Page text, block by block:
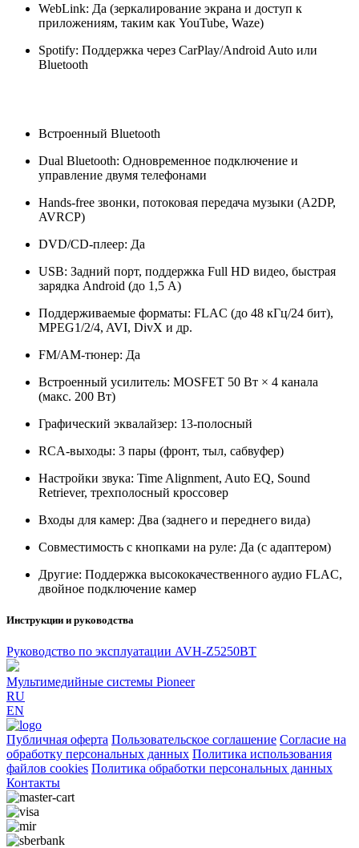
WebLink: Да (зеркалирование экрана и доступ к
приложениям, таким как YouTube, Waze)
Spotify: Поддержка через CarPlay/Android Auto или
Bluetooth
Встроенный Bluetooth
Dual Bluetooth: Одновременное подключение и
управление двумя телефонами
Hands-free звонки, потоковая передача музыки (A2DP,
AVRCP)
DVD/CD-плеер: Да
USB: Задний порт, поддержка Full HD видео, быстрая
зарядка Android (до 1,5 A)
Поддерживаемые форматы: FLAC (до 48 кГц/24 бит),
MPEG1/2/4, AVI, DivX и др.
FM/AM-тюнер: Да
Встроенный усилитель: MOSFET 50 Вт × 4 канала
(макс. 200 Вт)
Графический эквалайзер: 13-полосный
RCA-выходы: 3 пары (фронт, тыл, сабвуфер)
Настройки звука: Time Alignment, Auto EQ, Sound
Retriever, трехполосный кроссовер
Входы для камер: Два (заднего и переднего вида)
Совместимость с кнопками на руле: Да (с адаптером)
Другие: Поддержка высококачественного аудио FLAC,
двойное подключение камер
Инструкции и руководства
Pуководство по эксплуатации AVH-Z5250BT
Мультимедийные системы Pioneer
RU
EN
Публичная оферта Пользовательское соглашение Согласие на
обработку персональных данных Политика использования
файлов cookies Политика обработки персональных данных
Контакты